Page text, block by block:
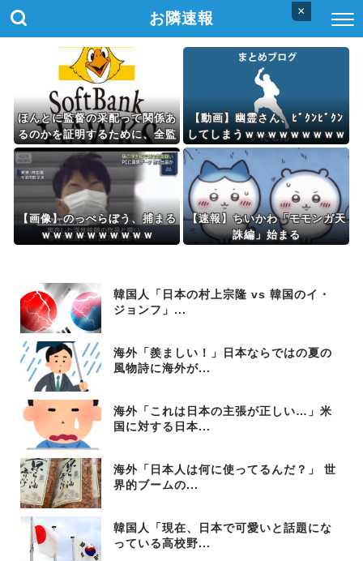
×
お隣速報
ほんとに監督の采配って関係あ
るのかを証明するために、全監
督ソフトバンクを1ヶ月ずつぐ
らい采配してほしい
【動画】幽霊さん、ﾋﾞｸﾝﾋﾞｸﾝ
してしまうｗｗｗｗｗｗｗｗｗ
ｗｗｗｗｗｗｗｗｗｗｗ
【画像】のっぺらぼう、捕まる
ｗｗｗｗｗｗｗｗｗｗ
【速報】ちいかわ「モモンガ天
誅編」始まる
韓国人「日本の村上宗隆 vs 韓国のイ・
ジョンフ」...
海外「羨ましい！」日本ならではの夏の
風物詩に海外が...
海外「これは日本の主張が正しい…」米
国に対する日本...
海外「日本人は何に使ってるんだ？」 世
界的ブームの...
韓国人「現在、日本で可愛いと話題にな
っている高校野...